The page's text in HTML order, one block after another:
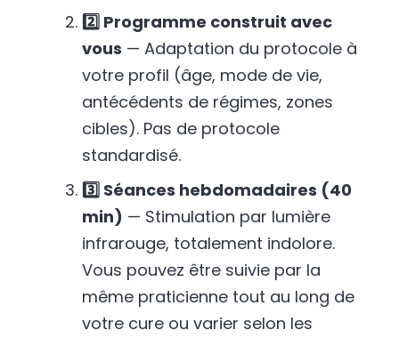
2️⃣ Programme construit avec
vous — Adaptation du protocole à
votre profil (âge, mode de vie,
antécédents de régimes, zones
cibles). Pas de protocole
standardisé.
3️⃣ Séances hebdomadaires (40
min) — Stimulation par lumière
infrarouge, totalement indolore.
Vous pouvez être suivie par la
même praticienne tout au long de
votre cure ou varier selon les